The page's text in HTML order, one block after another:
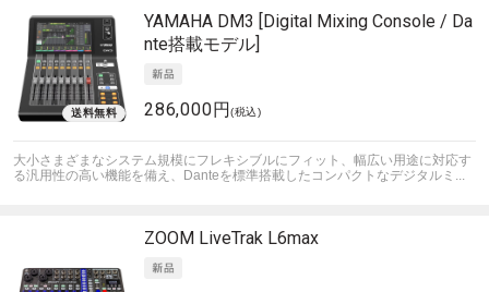
YAMAHA DM3 [Digital Mixing Console / Da
nte搭載モデル]
286,000円(税込)
大小さまざまなシステム規模にフレキシブルにフィット、幅広い用途に対応す
る汎用性の高い機能を備え、Danteを標準搭載したコンパクトなデジタルミ...
ZOOM LiveTrak L6max